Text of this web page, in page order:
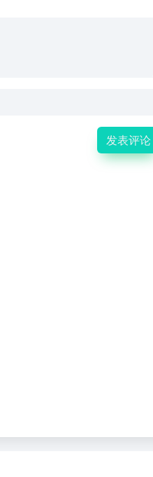
发表评论